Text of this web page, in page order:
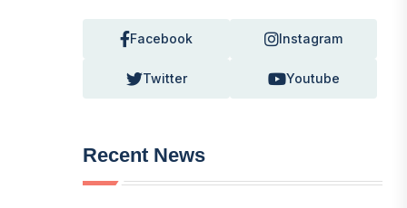
Facebook Instagram
Twitter Youtube
Recent News